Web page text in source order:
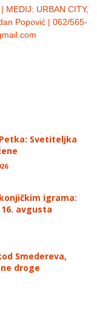
MEDIJ: URBAN CITY,
Popović | 062/565-
Svetiteljka
igrama:
avgusta
Smedereva,
droge